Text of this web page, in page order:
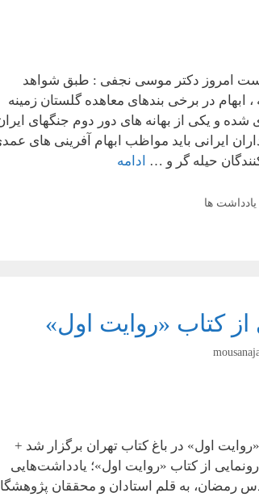
امروز دکتر موسی نجفی : طبق شواهد
ابهام در برخی بندهای معاهده گلستان زمینه
شده و یکی از بهانه های دور دوم جنگهای
ایرانی باید مواظب ابهام آفرینی های
حیله گر و …
ادامه
یادداشت ها
از کتاب «روایت اول»
«روایت اول» در باغ کتاب تهران برگزار شد +
از کتاب «روایت اول»؛ یادداشت‌هایی
رمضان، به قلم استادان و محققان